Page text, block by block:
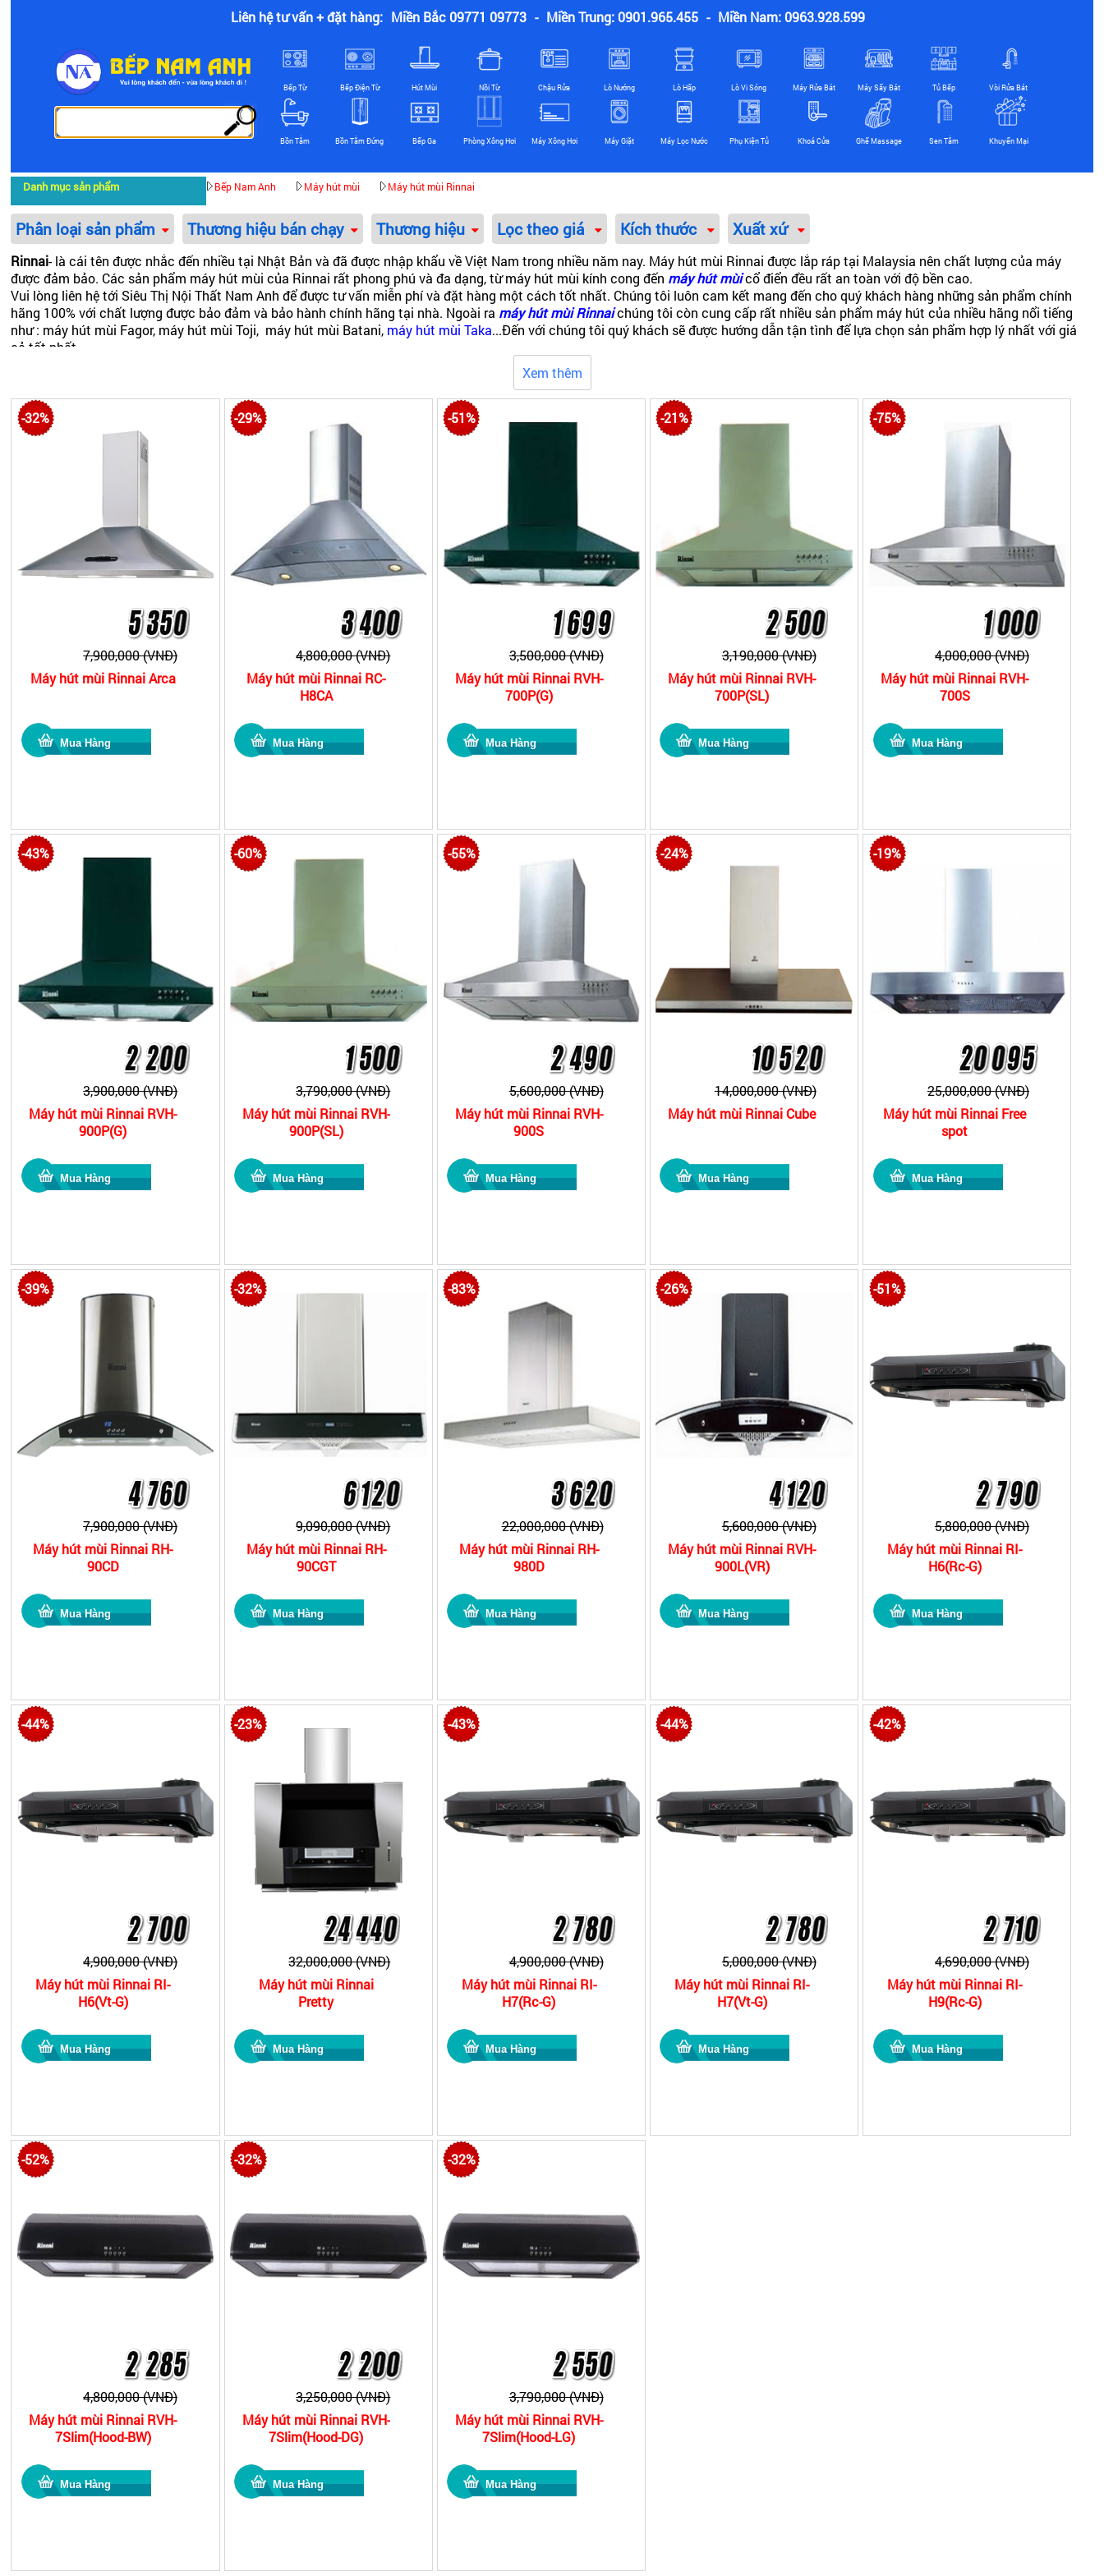
Liên hệ tư vấn + đặt hàng: Miền Bắc 09771 09773 - Miền Trung: 0901.965.455 - Miền Nam: 0963.928.599
Bếp Từ Bếp Điện Từ Hút Mùi Nồi Từ Chậu Rửa Lò Nướng Lò Hấp Lò Vi Sóng Máy Rửa Bát Máy Sấy Bát Tủ Bếp Vòi Rửa Bát
Bồn Tắm Bồn Tắm Đứng Bếp Ga Phòng Xông Hơi Máy Xông Hơi Máy Giặt Máy Lọc Nước Phụ Kiện Tủ Khoá Cửa Ghế Massage Sen Tắm Khuyến Mại
Danh mục sản phẩm Bếp Nam Anh Máy hút mùi Máy hút mùi Rinnai
Phân loại sản phẩm Thương hiệu bán chạy Thương hiệu Lọc theo giá Kích thước Xuất xứ
Rinnai- là cái tên được nhắc đến nhiều tại Nhật Bản và đã được nhập khẩu về Việt Nam trong nhiều năm nay. Máy hút mùi Rinnai được lắp ráp tại Malaysia nên chất lượng của máy
được đảm bảo. Các sản phẩm máy hút mùi của Rinnai rất phong phú và đa dạng, từ máy hút mùi kính cong đến máy hút mùicổ điển đều rất an toàn với độ bền cao.
Vui lòng liên hệ tới Siêu Thị Nội Thất Nam Anh để được tư vấn miễn phí và đặt hàng một cách tốt nhất. Chúng tôi luôn cam kết mang đến cho quý khách hàng những sản phẩm chính
hãng 100% với chất lượng được bảo đảm và bảo hành chính hãng tại nhà. Ngoài ra máy hút mùi Rinnaichúng tôi còn cung cấp rất nhiều sản phẩm máy hút của nhiều hãng nổi tiếng
như : máy hút mùi Fagor, máy hút mùi Toji, máy hút mùi Batani, máy hút mùi Taka...Đến với chúng tôi quý khách sẽ được hướng dẫn tận tình để lựa chọn sản phẩm hợp lý nhất với giá
cả tốt nhất.
Xem thêm
-32%
7,900,000 (VNĐ)
Máy hút mùi Rinnai Arca
-29%
4,800,000 (VNĐ)
Máy hút mùi Rinnai RC-
H8CA
-51%
3,500,000 (VNĐ)
Máy hút mùi Rinnai RVH-
700P(G)
-21%
3,190,000 (VNĐ)
Máy hút mùi Rinnai RVH-
700P(SL)
-75%
4,000,000 (VNĐ)
Máy hút mùi Rinnai RVH-
700S
-43%
3,900,000 (VNĐ)
Máy hút mùi Rinnai RVH-
900P(G)
-60%
3,790,000 (VNĐ)
Máy hút mùi Rinnai RVH-
900P(SL)
-55%
5,600,000 (VNĐ)
Máy hút mùi Rinnai RVH-
900S
-24%
14,000,000 (VNĐ)
Máy hút mùi Rinnai Cube
-19%
25,000,000 (VNĐ)
Máy hút mùi Rinnai Free
spot
-39%
7,900,000 (VNĐ)
Máy hút mùi Rinnai RH-
90CD
-32%
9,090,000 (VNĐ)
Máy hút mùi Rinnai RH-
90CGT
-83%
22,000,000 (VNĐ)
Máy hút mùi Rinnai RH-
980D
-26%
5,600,000 (VNĐ)
Máy hút mùi Rinnai RVH-
900L(VR)
-51%
5,800,000 (VNĐ)
Máy hút mùi Rinnai RI-
H6(Rc-G)
-44%
4,900,000 (VNĐ)
Máy hút mùi Rinnai RI-
H6(Vt-G)
-23%
32,000,000 (VNĐ)
Máy hút mùi Rinnai
Pretty
-43%
4,900,000 (VNĐ)
Máy hút mùi Rinnai RI-
H7(Rc-G)
-44%
5,000,000 (VNĐ)
Máy hút mùi Rinnai RI-
H7(Vt-G)
-42%
4,690,000 (VNĐ)
Máy hút mùi Rinnai RI-
H9(Rc-G)
-52%
4,800,000 (VNĐ)
Máy hút mùi Rinnai RVH-
7Slim(Hood-BW)
-32%
3,250,000 (VNĐ)
Máy hút mùi Rinnai RVH-
7Slim(Hood-DG)
-32%
3,790,000 (VNĐ)
Máy hút mùi Rinnai RVH-
7Slim(Hood-LG)